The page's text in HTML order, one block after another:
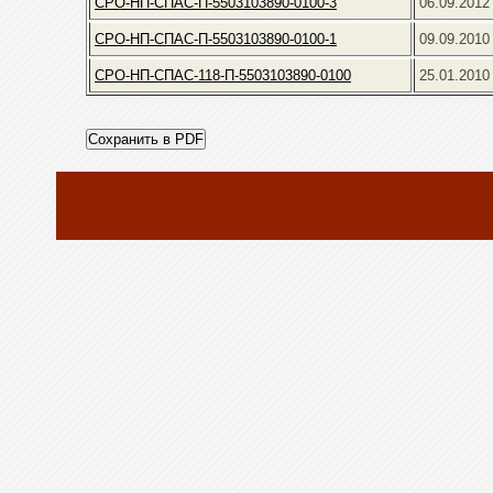
СРО-НП-СПАС-П-5503103890-0100-1 09.09.2010
СРО-НП-СПАС-118-П-5503103890-0100 25.01.2010